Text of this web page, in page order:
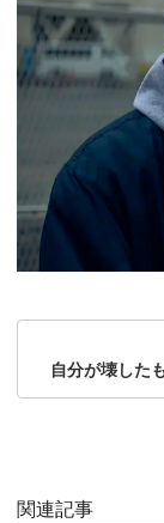
自分が壊した
関連記事